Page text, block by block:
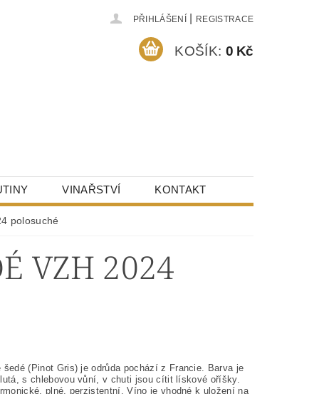
PŘIHLÁŠENÍ REGISTRACE
KOŠÍK: 0 Kč
VINAŘSTVÍ KONTAKT
polosuché
VZH 2024
šedé (Pinot Gris) je odrůda pochází z Francie. Barva je
s chlebovou vůní, v chuti jsou cítit lískové oříšky.
plné, perzistentní. Víno je vhodné k uložení na